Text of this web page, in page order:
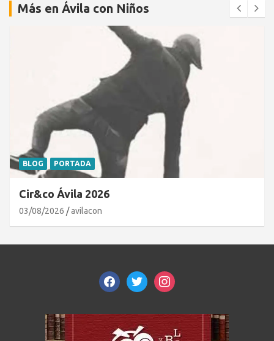
Más en Ávila con Niños
BLOG PORTADA
Cir&co Ávila 2026
03/08/2026 avilacon
facebooktwitterinstagram